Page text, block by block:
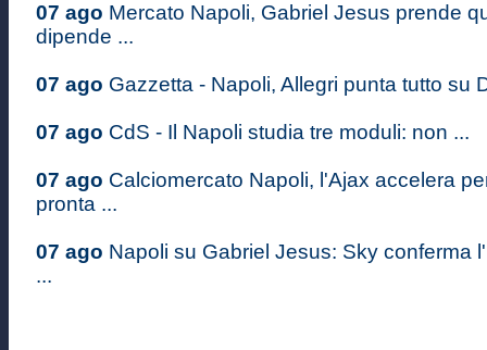
07 ago Mercato Napoli, Gabriel Jesus prende
dipende ...
07 ago Gazzetta - Napoli, Allegri punta tutto su
07 ago CdS - Il Napoli studia tre moduli: non ...
07 ago Calciomercato Napoli, l'Ajax accelera
pronta ...
07 ago Napoli su Gabriel Jesus: Sky conferma
...